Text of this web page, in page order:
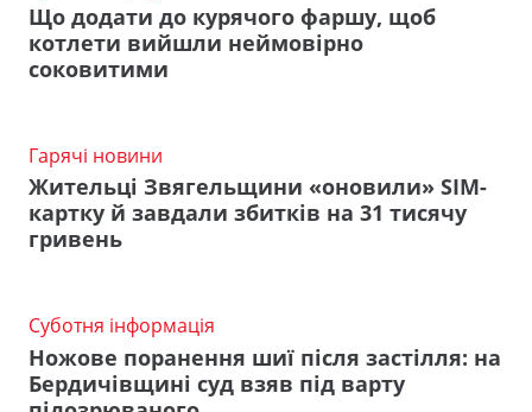
Що додати до курячого фаршу, щоб
котлети вийшли неймовірно
соковитими
Гарячі новини
Жительці Звягельщини «оновили» SIM-
картку й завдали збитків на 31 тисячу
гривень
Суботня інформація
Ножове поранення шиї після застілля: на
Бердичівщині суд взяв під варту